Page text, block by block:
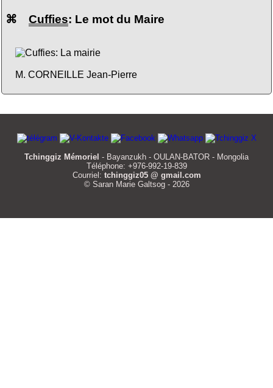
⌘ Cuffies: Le mot du Maire
M. CORNEILLE Jean-Pierre
Tchinggiz Mémoriel - Bayanzukh - OULAN-BATOR - Mongolia
Téléphone: +976-992-19-839
Courriel: tchinggiz05 @ gmail.com
© Saran Marie Galtsog - 2026